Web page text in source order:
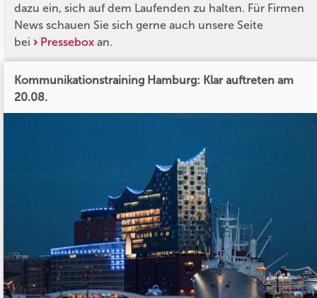
dazu ein, sich auf dem Laufenden zu halten. Für Firmen
News schauen Sie sich gerne auch unsere Seite
bei
Pressebox an.
Kommunikationstraining Hamburg: Klar auftreten am
20.08.